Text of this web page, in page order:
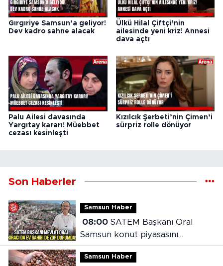
Gırgıriye Samsun’a geliyor!
Dev kadro sahne alacak
Ülkü Hilal Çiftçi’nin
ailesinde yeni kriz! Annesi
dava açtı
Palu Ailesi davasında
Yargıtay kararı! Müebbet
cezası kesinleşti
Kızılcık Şerbeti’nin Çimen’i
sürpriz rolle dönüyor
Son Haberler
Samsun Haber
08:00SATEM Başkanı Oral
Samsun konut piyasasını
değerlendirdi
Samsun Haber